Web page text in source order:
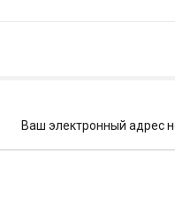
Ваш электронный адрес